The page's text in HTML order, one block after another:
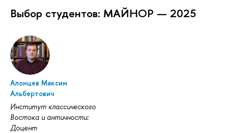
Выбор студентов: МАЙНОР — 2025
Алонцев Максим
Альбертович
Институт классического
Востока и античности:
Доцент